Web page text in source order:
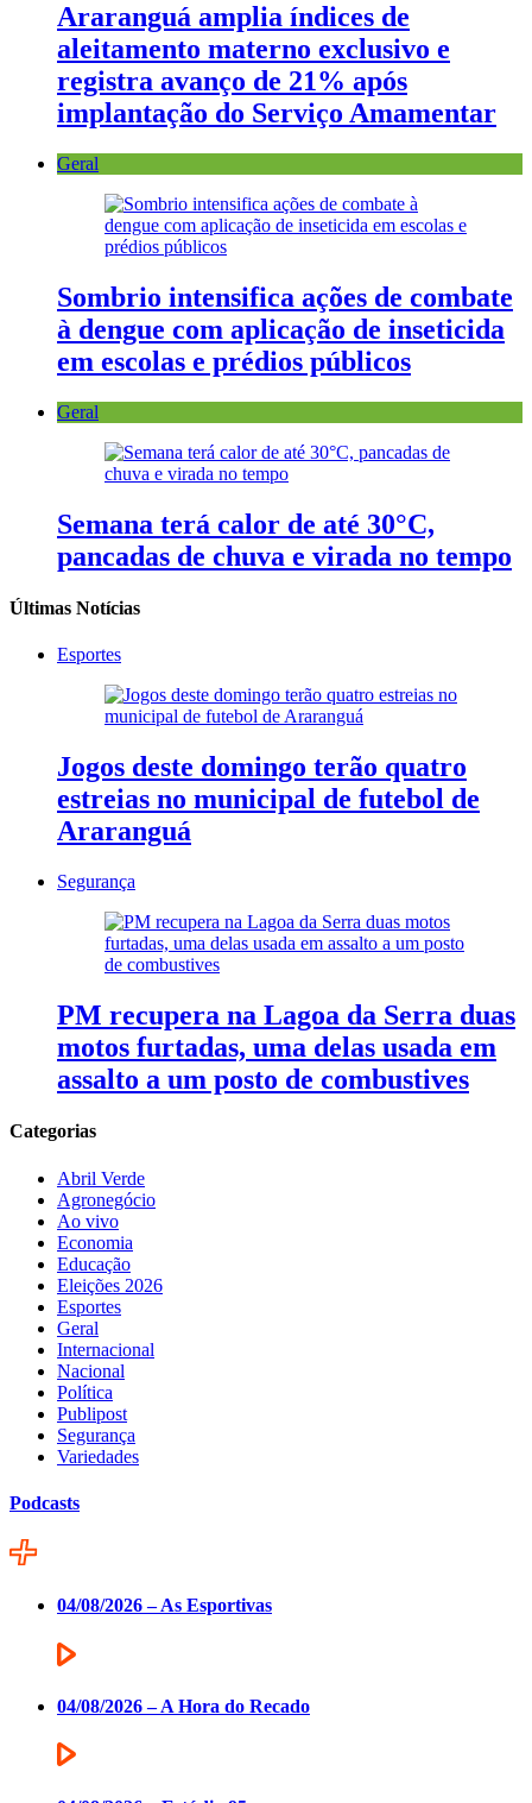
Araranguá amplia índices de
aleitamento materno exclusivo e
registra avanço de 21% após
implantação do Serviço Amamentar
Geral
Sombrio intensifica ações de combate
à dengue com aplicação de inseticida
em escolas e prédios públicos
Geral
Semana terá calor de até 30°C,
pancadas de chuva e virada no tempo
Últimas Notícias
Esportes
Jogos deste domingo terão quatro
estreias no municipal de futebol de
Araranguá
Segurança
PM recupera na Lagoa da Serra duas
motos furtadas, uma delas usada em
assalto a um posto de combustives
Categorias
Abril Verde
Agronegócio
Ao vivo
Economia
Educação
Eleições 2026
Esportes
Geral
Internacional
Nacional
Política
Publipost
Segurança
Variedades
Podcasts
04/08/2026 – As Esportivas
04/08/2026 – A Hora do Recado